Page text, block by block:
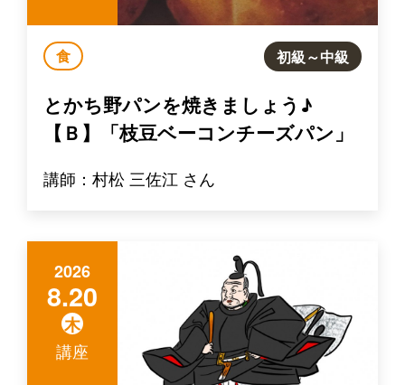
食 初級～中級
とかち野パンを焼きましょう♪
【Ｂ】「枝豆ベーコンチーズパン」
講師：村松 三佐江 さん
2026
8.20
木
講座